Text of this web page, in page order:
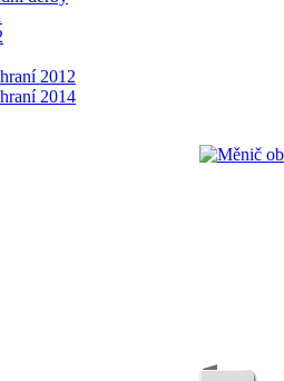
2012
2014